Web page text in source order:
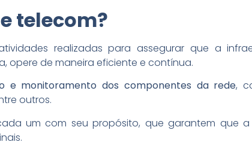
telecom?
realizadas para assegurar que a
opere de maneira eficiente e contínua.
e monitoramento dos componentes da rede,
outros.
um com seu propósito, que garantem que